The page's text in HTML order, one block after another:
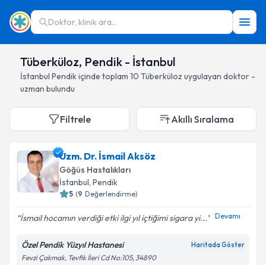
Doktor, klinik ara...
Tüberküloz, Pendik - İstanbul
İstanbul Pendikiçinde toplam 10 Tüberküloz uygulayan doktor -
uzman bulundu
Filtrele Akıllı Sıralama
Uzm. Dr. İsmail Aksöz
Göğüs Hastalıkları
İstanbul, Pendik
5 (9 Değerlendirme)
İsmail hocamın verdiği etki ilgi yıl içtiğimi sigara yi... Devamı
Özel Pendik Yüzyıl Hastanesi Haritada Göster
Fevzi Çakmak, Tevfik İleri Cd No:105, 34890